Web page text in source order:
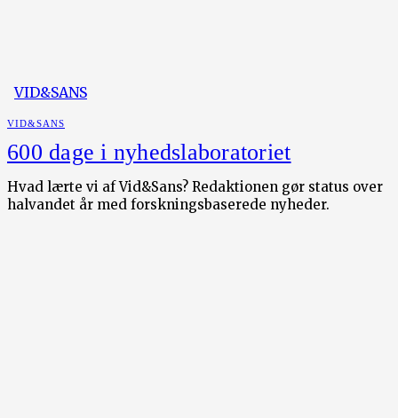
VID&SANS
VID&SANS
600 dage i nyhedslaboratoriet
Hvad lærte vi af Vid&Sans? Redaktionen gør status over
halvandet år med forskningsbaserede nyheder.